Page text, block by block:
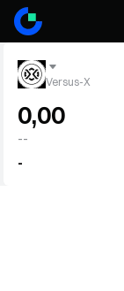
Versus-X
0,00
--
-